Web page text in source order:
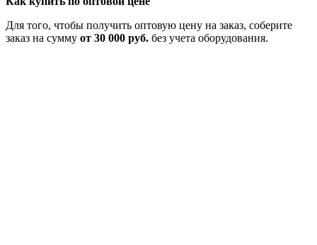
Для того, чтобы получить оптовую цену на заказ, соберите
заказ на сумму от 30 000 руб. без учета оборудования.